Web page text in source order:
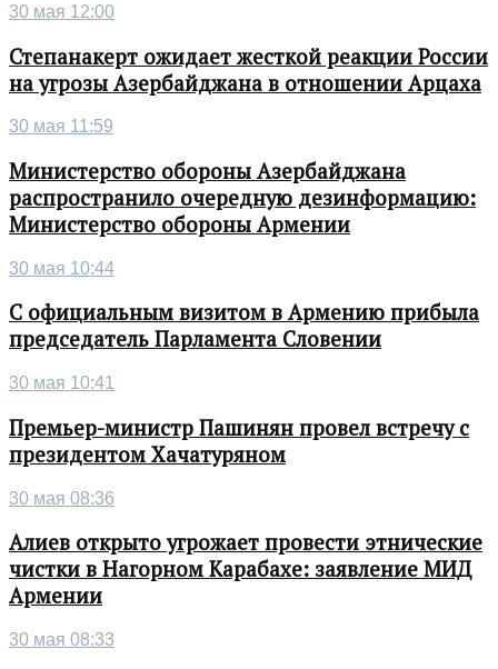
30 мая 12:00
Степанакерт ожидает жесткой реакции России
на угрозы Азербайджана в отношении Арцаха
30 мая 11:59
Министерство обороны Азербайджана
распространило очередную дезинформацию:
Министерство обороны Армении
30 мая 10:44
С официальным визитом в Армению прибыла
председатель Парламента Словении
30 мая 10:41
Премьер-министр Пашинян провел встречу с
президентом Хачатуряном
30 мая 08:36
Алиев открыто угрожает провести этнические
чистки в Нагорном Карабахе: заявление МИД
Армении
30 мая 08:33